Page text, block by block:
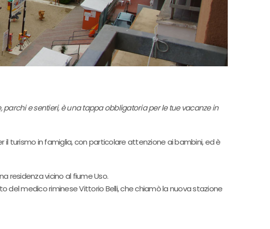
e sentieri, è una tappa obbligatoria per le tue vacanze in
il turismo in famiglia, con particolare attenzione ai bambini, ed è
residenza vicino al fiume Uso.
del medico riminese Vittorio Belli, che chiamò la nuova stazione